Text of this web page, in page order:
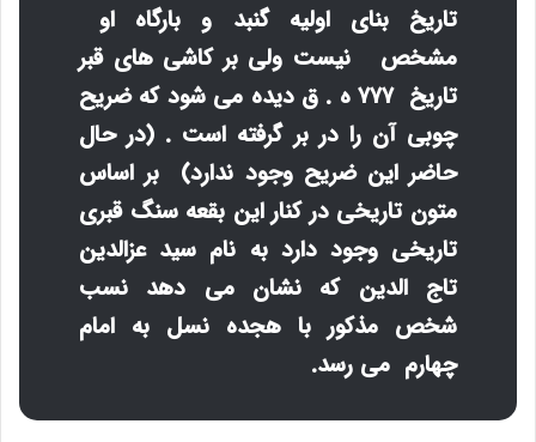
تاریخ بنای اولیه گنبد و بارگاه او
مشخص نیست ولی بر کاشی های قبر
تاریخ ۷۷۷ ه . ق دیده می شود که ضریح
چوبی آن را در بر گرفته است . (در حال
حاضر این ضریح وجود ندارد) بر اساس
متون تاریخی در کنار این بقعه سنگ قبری
تاریخی وجود دارد به نام سید عزالدین
تاج الدین که نشان می دهد نسب
شخص مذکور با هجده نسل به امام
چهارم می رسد.